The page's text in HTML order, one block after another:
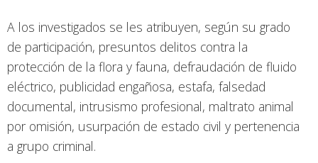
A los investigados se les atribuyen, según su grado
de participación, presuntos delitos contra la
protección de la flora y fauna, defraudación de fluido
eléctrico, publicidad engañosa, estafa, falsedad
documental, intrusismo profesional, maltrato animal
por omisión, usurpación de estado civil y pertenencia
a grupo criminal.